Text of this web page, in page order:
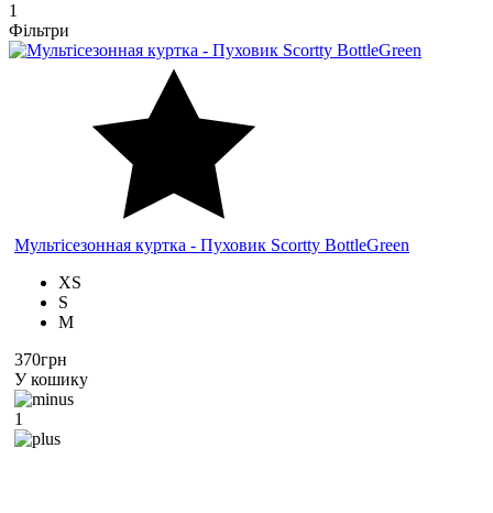
1
Фільтри
Мультісезонная куртка - Пуховик Scortty BottleGreen
XS
S
M
370грн
У кошику
1